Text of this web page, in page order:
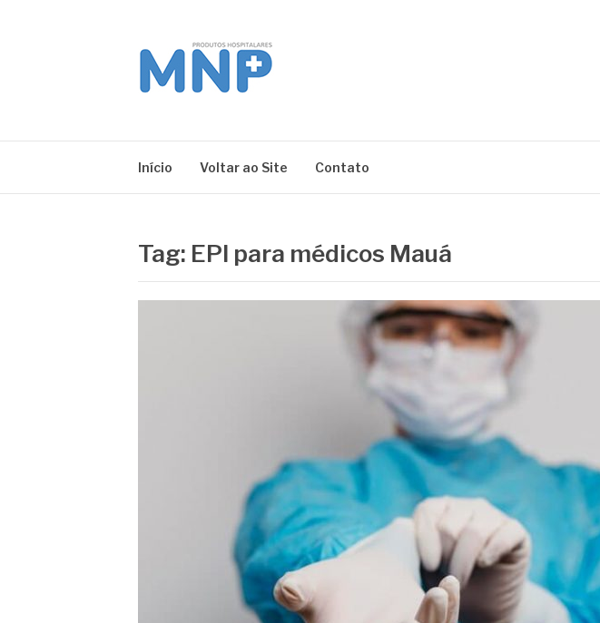
Início Voltar ao Site Contato
Tag: EPI para médicos Mauá